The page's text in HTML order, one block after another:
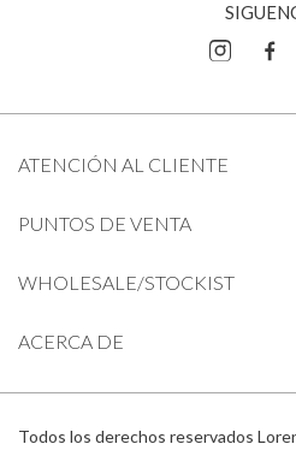
ATENCIÓN AL CLIENTE
PUNTOS DE VENTA
WHOLESALE/STOCKIST
ACERCA DE
Todos los derechos reservados